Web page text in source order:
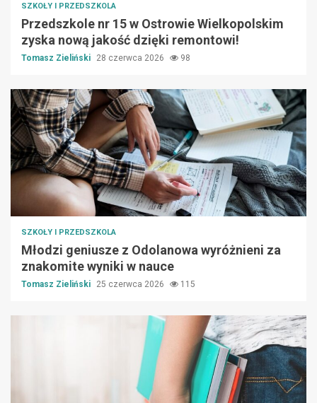
SZKOŁY I PRZEDSZKOLA
Przedszkole nr 15 w Ostrowie Wielkopolskim
zyska nową jakość dzięki remontowi!
Tomasz Zieliński 28 czerwca 2026 98
SZKOŁY I PRZEDSZKOLA
Młodzi geniusze z Odolanowa wyróżnieni za
znakomite wyniki w nauce
Tomasz Zieliński 25 czerwca 2026 115